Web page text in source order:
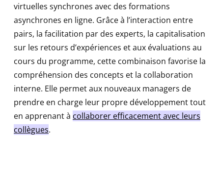
virtuelles synchrones avec des formations
asynchrones en ligne. Grâce à l’interaction entre
pairs, la facilitation par des experts, la capitalisation
sur les retours d’expériences et aux évaluations au
cours du programme, cette combinaison favorise la
compréhension des concepts et la collaboration
interne. Elle permet aux nouveaux managers de
prendre en charge leur propre développement tout
en apprenant à collaborer efficacement avec leurs
collègues.